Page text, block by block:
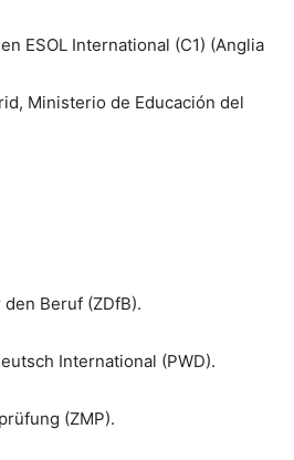
ESOL International (C1) (Anglia
Ministerio de Educación del
Beruf (ZDfB).
International (PWD).
(ZMP).